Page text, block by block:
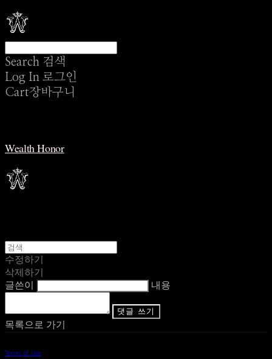
Search 검색
Log In 로그인
Cart장바구니
Wealth Honor
수정하기
삭제하기
글쓴이
내용
댓글 쓰기
목록으로 가기
Terms of Use